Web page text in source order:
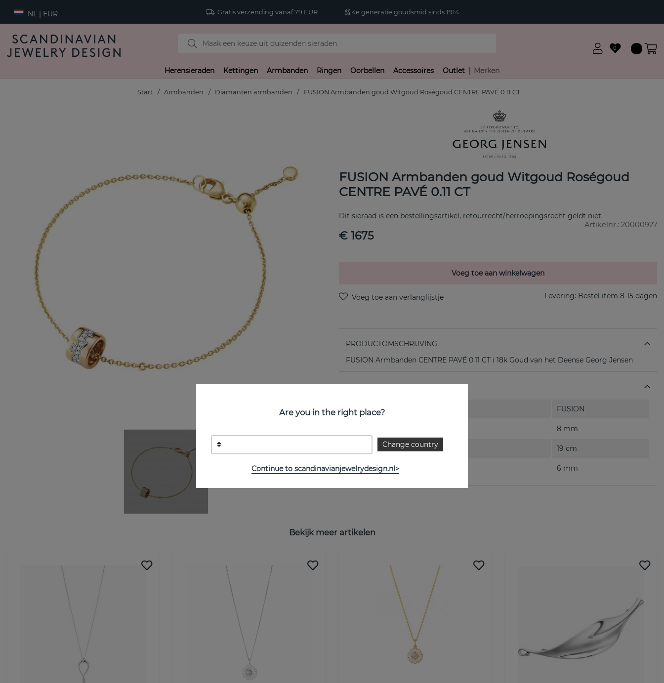
NL | EUR Gratis verzending vanaf 79 EUR 4e generatie goudsmid sinds 1914
0
Herensieraden Kettingen Armbanden Ringen Oorbellen Accessoires Outlet Merken
Start Armbanden Diamanten armbanden FUSION Armbanden goud Witgoud Roségoud CENTRE PAVÉ 0.11 CT
FUSION Armbanden goud Witgoud Roségoud
CENTRE PAVÉ 0.11 CT
Dit sieraad is een bestellingsartikel, retourrecht/herroepingsrecht geldt niet.
Artikelnr.: 20000927
€ 1675
Voeg toe aan winkelwagen
Levering: Bestel item 8-15 dagen
PRODUCTOMSCHRIJVING
FUSION Armbanden CENTRE PAVÉ 0.11 CT i 18k Goud van het Deense Georg Jensen
EIGENSCHAPPEN
Collectie: FUSION
8 mm
19 cm
Breedte: 6 mm
Bekijk meer artikelen
Are you in the right place?
Change country
Continue to scandinavianjewelrydesign.nl>